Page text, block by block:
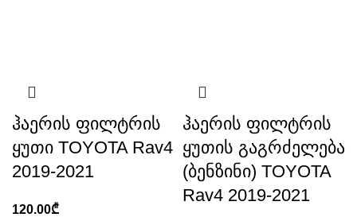
ჰაერის ფილტრის
ყუთი TOYOTA Rav4
2019-2021
120.00₾
ჰაერის ფილტრის
ყუთის გაგრძელება
(ბენზინი) TOYOTA
Rav4 2019-2021